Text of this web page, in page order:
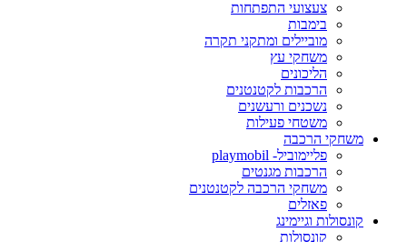
צעצועי התפתחות
בימבות
מוביילים ומתקני תקרה
משחקי עץ
הליכונים
הרכבות לקטנטנים
נשכנים ורעשנים
משטחי פעילות
משחקי הרכבה
פליימוביל- playmobil
הרכבות מגנטים
משחקי הרכבה לקטנטנים
פאזלים
קונסולות וגיימינג
קונסולות